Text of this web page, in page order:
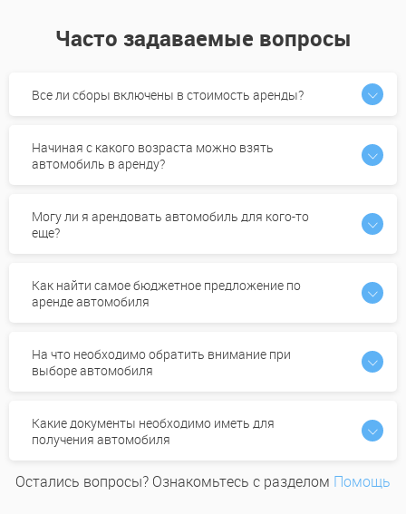
Часто задаваемые вопросы
Все ли сборы включены в стоимость аренды?
Начиная с какого возраста можно взять
автомобиль в аренду?
Могу ли я арендовать автомобиль для кого-то
еще?
Как найти самое бюджетное предложение по
аренде автомобиля
На что необходимо обратить внимание при
выборе автомобиля
Какие документы необходимо иметь для
получения автомобиля
Остались вопросы? Ознакомьтесь с разделом Помощь